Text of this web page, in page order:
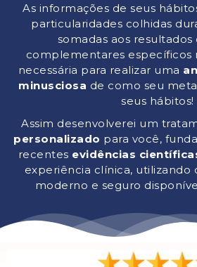
As informações de seus
particularidades colhidas
somadas aos resultados
complementares específicos
necessária para realizar uma
minusciosa de como seu
seus hábitos!
Assim desenvolverei um
personalizado para você,
recentes evidências
experiência clínica, utilizando
moderno e seguro